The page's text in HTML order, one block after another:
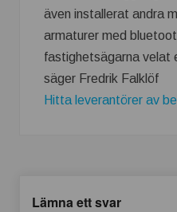
även installerat andra
armaturer med
fastighetsägarna velat
säger Fredrik Falklöf
Hitta leverantörer av
Lämna ett svar